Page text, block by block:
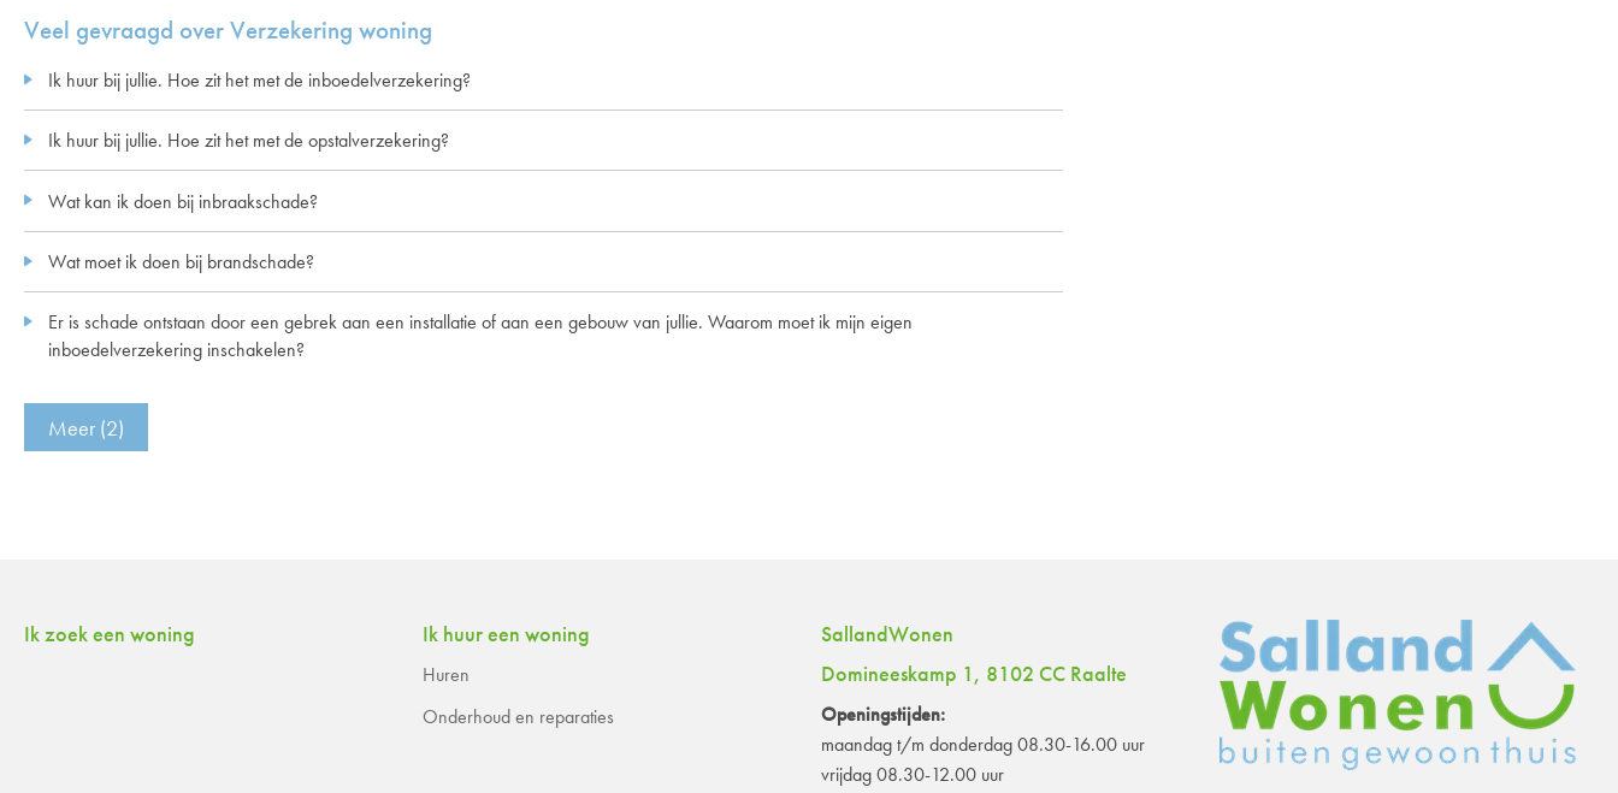
Veel gevraagd over Verzekering woning
Ik huur bij jullie. Hoe zit het met de inboedelverzekering?
Ik huur bij jullie. Hoe zit het met de opstalverzekering?
Wat kan ik doen bij inbraakschade?
Wat moet ik doen bij brandschade?
Er is schade ontstaan door een gebrek aan een installatie of aan een gebouw van jullie. Waarom moet ik mijn eigen
inboedelverzekering inschakelen?
Meer (2)
Contactinformatie
Ik zoek een woning Ik huur een woning
Huren
Onderhoud en reparaties
SallandWonen
Domineeskamp 1, 8102 CC Raalte
Openingstijden:
maandag t/m donderdag 08.30-16.00 uur
vrijdag 08.30-12.00 uur